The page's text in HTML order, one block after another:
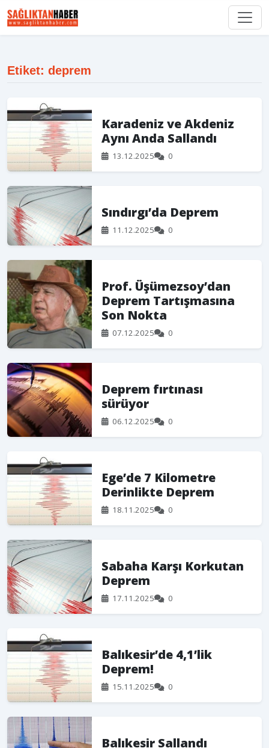
Etiket: deprem
Karadeniz ve Akdeniz
Aynı Anda Sallandı
13.12.2025 0
Sındırgı’da Deprem
11.12.2025 0
Prof. Üşümezsoy’dan
Deprem Tartışmasına
Son Nokta
07.12.2025 0
Deprem fırtınası
sürüyor
06.12.2025 0
Ege’de 7 Kilometre
Derinlikte Deprem
18.11.2025 0
Sabaha Karşı Korkutan
Deprem
17.11.2025 0
Balıkesir’de 4,1’lik
Deprem!
15.11.2025 0
Balıkesir Sallandı